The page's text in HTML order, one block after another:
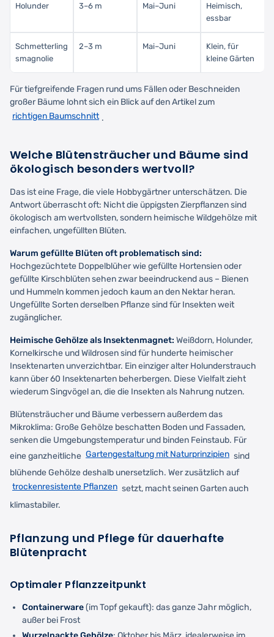
Holunder 3–6 m Mai–Juni
Heimisch,
essbar
Schmetterling
smagnolie
2–3 m Mai–Juni
Klein, für
kleine Gärten
Für tiefgreifende Fragen rund ums Fällen oder Beschneiden
großer Bäume lohnt sich ein Blick auf den Artikel zum
richtigen Baumschnitt .
Welche Blütensträucher und Bäume sind
ökologisch besonders wertvoll?
Das ist eine Frage, die viele Hobbygärtner unterschätzen. Die
Antwort überrascht oft: Nicht die üppigsten Zierpflanzen sind
ökologisch am wertvollsten, sondern heimische Wildgehölze mit
einfachen, ungefüllten Blüten.
Warum gefüllte Blüten oft problematisch sind:
Hochgezüchtete Doppelblüher wie gefüllte Hortensien oder
gefüllte Kirschblüten sehen zwar beeindruckend aus – Bienen
und Hummeln kommen jedoch kaum an den Nektar heran.
Ungefüllte Sorten derselben Pflanze sind für Insekten weit
zugänglicher.
Heimische Gehölze als Insektenmagnet: Weißdorn, Holunder,
Kornelkirsche und Wildrosen sind für hunderte heimischer
Insektenarten unverzichtbar. Ein einziger alter Holunderstrauch
kann über 60 Insektenarten beherbergen. Diese Vielfalt zieht
wiederum Singvögel an, die die Insekten als Nahrung nutzen.
Blütensträucher und Bäume verbessern außerdem das
Mikroklima: Große Gehölze beschatten Boden und Fassaden,
senken die Umgebungstemperatur und binden Feinstaub. Für
eine ganzheitliche Gartengestaltung mit Naturprinzipien sind
blühende Gehölze deshalb unersetzlich. Wer zusätzlich auf
trockenresistente Pflanzen setzt, macht seinen Garten auch
klimastabiler.
Pflanzung und Pflege für dauerhafte
Blütenpracht
Optimaler Pflanzzeitpunkt
Containerware(im Topf gekauft): das ganze Jahr möglich,
außer bei Frost